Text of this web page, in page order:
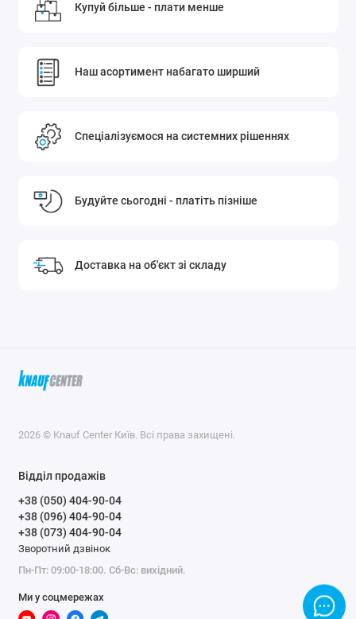
Купуй більше - плати менше
Наш асортимент набагато ширший
Спеціалізуємося на системних рішеннях
Будуйте сьогодні - платіть пізніше
Доставка на об'єкт зі складу
2026 © Knauf Center Київ. Всі права захищені.
Відділ продажів
+38 (050) 404-90-04
+38 (096) 404-90-04
+38 (073) 404-90-04
Зворотний дзвінок
Пн-Пт: 09:00-18:00. Сб-Вс: вихідний.
Ми у соцмережах